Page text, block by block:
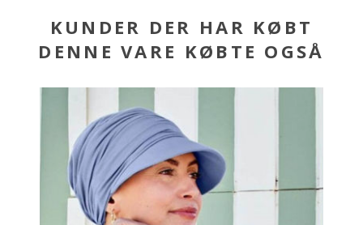
KUNDER DER HAR KØBT
DENNE VARE KØBTE OGSÅ